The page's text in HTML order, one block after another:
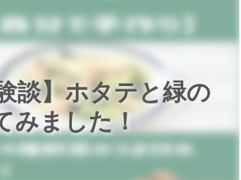
談】ホタテと緑の
みました！